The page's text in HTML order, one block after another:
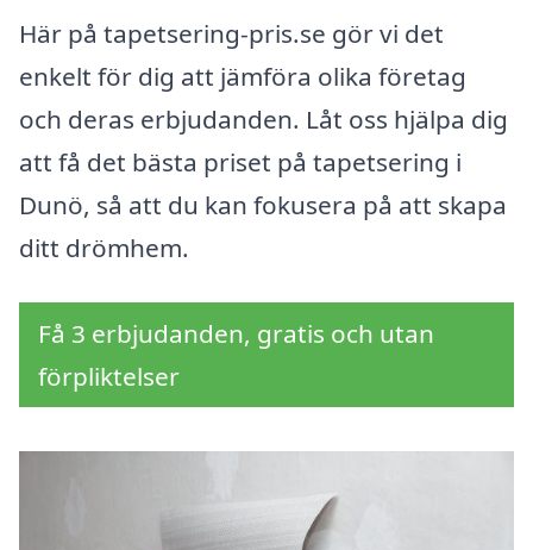
Här på tapetsering-pris.se gör vi det
enkelt för dig att jämföra olika företag
och deras erbjudanden. Låt oss hjälpa dig
att få det bästa priset på tapetsering i
Dunö, så att du kan fokusera på att skapa
ditt drömhem.
Få 3 erbjudanden, gratis och utan
förpliktelser